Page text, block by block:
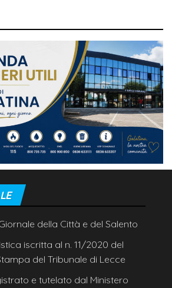
della Città e del Salento
iscritta al n. 11/2020 del
del Tribunale di Lecce
e tutelato dal Ministero